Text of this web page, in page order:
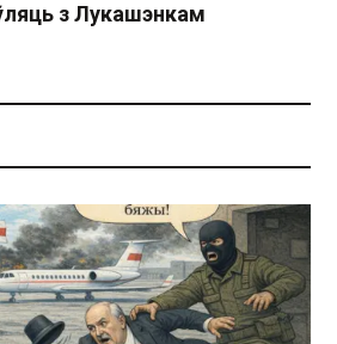
з Лукашэнкам